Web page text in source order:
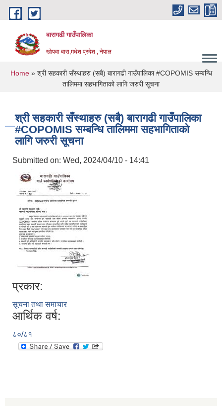
Skip to main content
बारागढी गाउँपालिका
खोपवा बारा,मधेश प्रदेश , नेपाल
You are here
Home» श्री सहकारी सँस्थाहरु (सबै) बारागढी गाउँपालिका #COPOMIS सम्बन्धि
तालिममा सहभागिताको लागि जरुरी सूचना
श्री सहकारी सँस्थाहरु (सबै) बारागढी गाउँपालिका
#COPOMIS सम्बन्धि तालिममा सहभागिताको
लागि जरुरी सूचना
Submitted on: Wed, 2024/04/10 - 14:41
प्रकार:
सूचना तथा समाचार
आर्थिक वर्ष:
८०/८१